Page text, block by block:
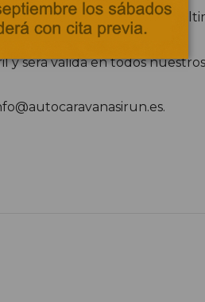
placa solar, equipo
será válida en todos